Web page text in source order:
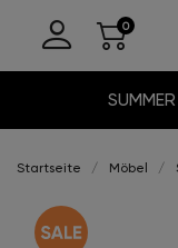
Startseite Möbel